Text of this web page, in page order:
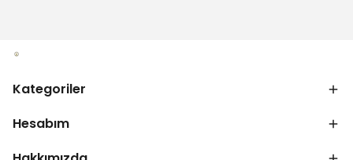
Kategoriler
Hesabım